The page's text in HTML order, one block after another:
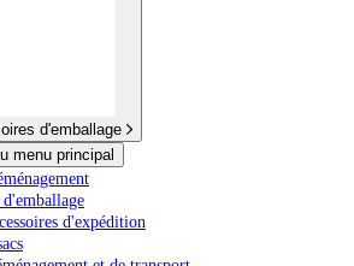
d'emballage
menu principal
d'emballage
d'expédition